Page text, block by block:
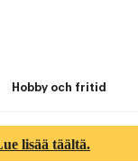
Hobby och fritid
lisää täältä.